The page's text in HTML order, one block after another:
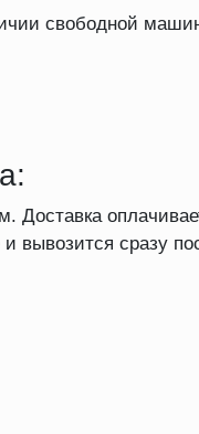
свободной
Доставка
вывозится сразу